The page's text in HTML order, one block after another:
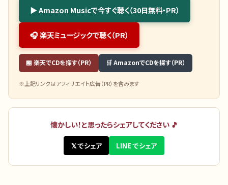
▶ Amazon Musicで今すぐ聴く（30日無料・PR）
🎧 楽天ミュージックで聴く（PR）
🏪 楽天でCDを探す（PR） 🛒 AmazonでCDを探す（PR）
※上記リンクはアフィリエイト広告（PR）を含みます
懐かしい！と思ったらシェアしてください 🎵
𝕏 でシェア LINE でシェア